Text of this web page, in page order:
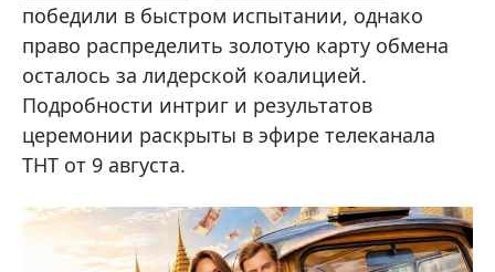
победили в быстром испытании, однако
право распределить золотую карту обмена
осталось за лидерской коалицией.
Подробности интриг и результатов
церемонии раскрыты в эфире телеканала
ТНТ от 9 августа.